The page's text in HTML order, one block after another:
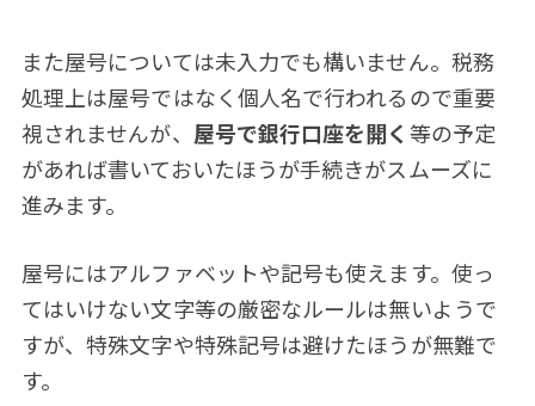
また屋号については未入力でも構いません。税務
処理上は屋号ではなく個人名で行われるので重要
視されませんが、 屋号で銀行口座を開く等の予定
があれば書いておいたほうが手続きがスムーズに
進みます。
屋号にはアルファベットや記号も使えます。使っ
てはいけない文字等の厳密なルールは無いようで
すが、特殊文字や特殊記号は避けたほうが無難で
す。